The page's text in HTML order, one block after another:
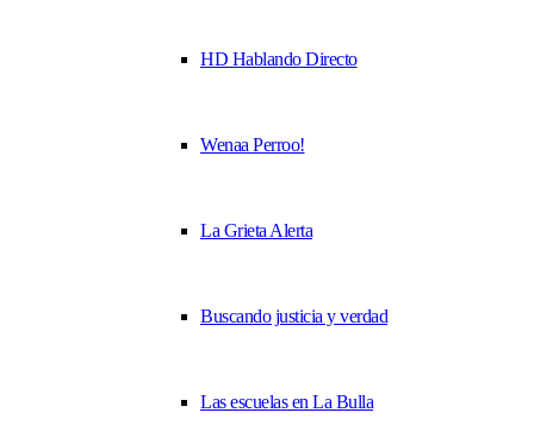
HD Hablando Directo
Wenaa Perroo!
La Grieta Alerta
Buscando justicia y verdad
Las escuelas en La Bulla